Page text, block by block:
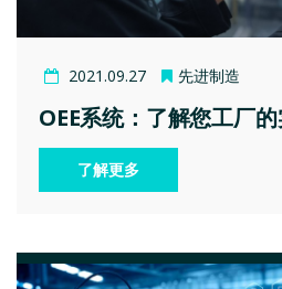
2021.09.27 先进制造
OEE系统：了解您工厂
了解更多